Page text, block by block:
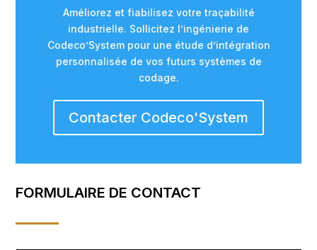
Améliorez et fiabilisez votre traçabilité
industrielle. Sollicitez l’ingénierie de
Codeco’System pour une étude d’intégration
personnalisée de vos futurs systèmes de
codage.
Contacter Codeco'System
FORMULAIRE DE CONTACT